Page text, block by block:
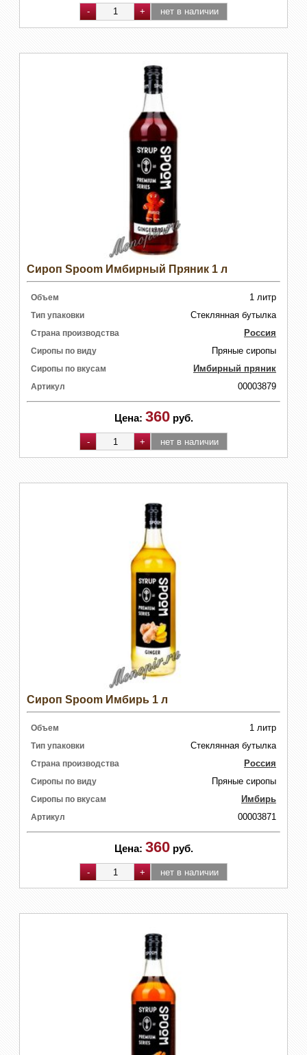
Сироп Spoom Имбирный Пряник 1 л
Объем 1 литр
Тип упаковки Стеклянная бутылка
Страна производства Россия
Сиропы по виду Пряные сиропы
Сиропы по вкусам Имбирный пряник
Артикул 00003879
Цена: 360 руб.
Сироп Spoom Имбирь 1 л
Объем 1 литр
Тип упаковки Стеклянная бутылка
Страна производства Россия
Сиропы по виду Пряные сиропы
Сиропы по вкусам Имбирь
Артикул 00003871
Цена: 360 руб.